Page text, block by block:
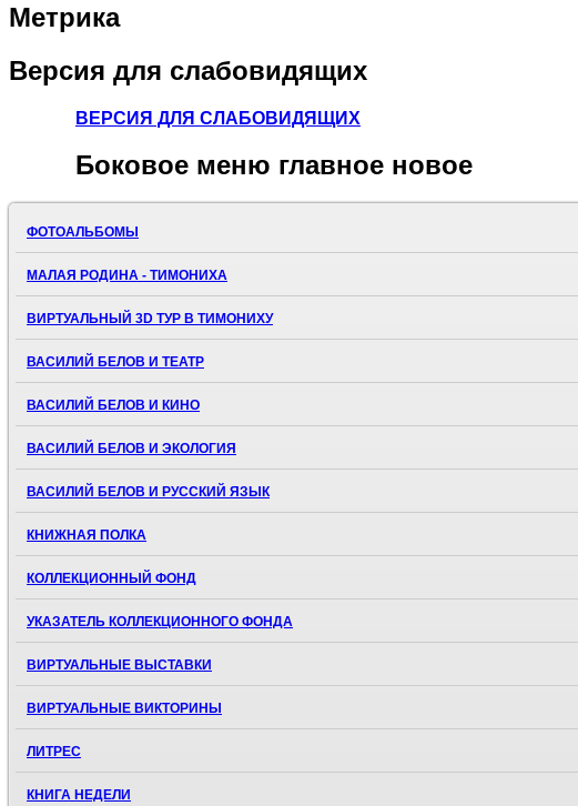
Метрика
Версия для слабовидящих
ВЕРСИЯ ДЛЯ СЛАБОВИДЯЩИХ
Боковое меню главное новое
ФОТОАЛЬБОМЫ
МАЛАЯ РОДИНА - ТИМОНИХА
ВИРТУАЛЬНЫЙ 3D ТУР В ТИМОНИХУ
ВАСИЛИЙ БЕЛОВ И ТЕАТР
ВАСИЛИЙ БЕЛОВ И КИНО
ВАСИЛИЙ БЕЛОВ И ЭКОЛОГИЯ
ВАСИЛИЙ БЕЛОВ И РУССКИЙ ЯЗЫК
КНИЖНАЯ ПОЛКА
КОЛЛЕКЦИОННЫЙ ФОНД
УКАЗАТЕЛЬ КОЛЛЕКЦИОННОГО ФОНДА
ВИРТУАЛЬНЫЕ ВЫСТАВКИ
ВИРТУАЛЬНЫЕ ВИКТОРИНЫ
ЛИТРЕС
КНИГА НЕДЕЛИ